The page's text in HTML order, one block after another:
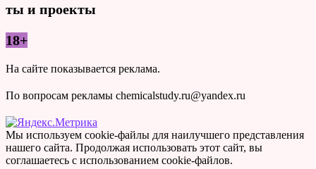
ты и проекты
18+
На сайте показывается реклама.
По вопросам рекламы chemicalstudy.ru@yandex.ru
Мы используем cookie-файлы для наилучшего представления
нашего сайта. Продолжая использовать этот сайт, вы
соглашаетесь с использованием cookie-файлов.